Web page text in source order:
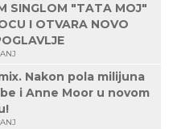
SINGLOM "TATA MOJ"
I OTVARA NOVO
Nakon pola milijuna
i Anne Moor u novom